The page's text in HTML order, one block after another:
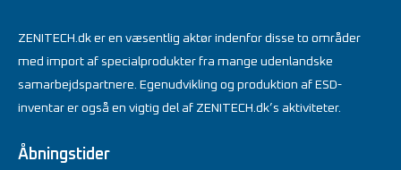
ZENITECH.dk er en væsentlig aktør indenfor disse to områder
med import af specialprodukter fra mange udenlandske
samarbejdspartnere. Egenudvikling og produktion af ESD-
inventar er også en vigtig del af ZENITECH.dk’s aktiviteter.
Åbningstider